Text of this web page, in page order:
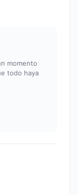
momento
todo haya